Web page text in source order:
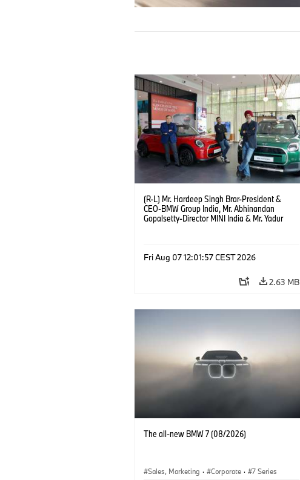
(R-L) Mr. Hardeep Singh Brar-President &
CEO-BMW Group India, Mr. Abhinandan
Gopalsetty-Director MINI India & Mr. Yadur
Fri Aug 07 12:01:57 CEST 2026
2.63 MB
The all-new BMW 7 (08/2026)
Sales, Marketing · Corporate · 7 Series